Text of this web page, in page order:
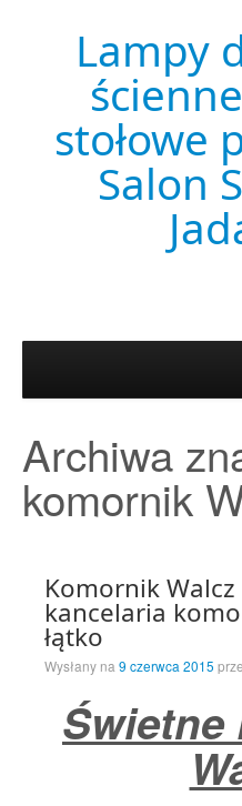
Lampy
stołowe
Salon
Przykładowa strona
Strona Główna
Archiwa
komornik
Komornik
kancelaria
łątko
Wysłany na 9 czerwca 2015